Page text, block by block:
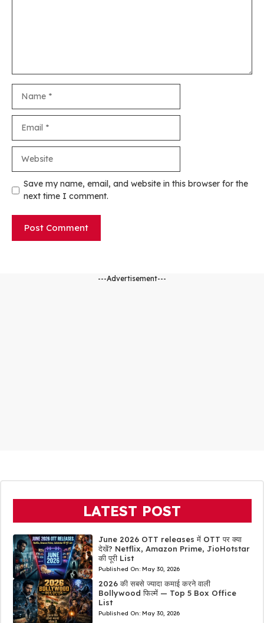
Save my name, email, and website in this browser for the
next time I comment.
---Advertisement---
LATEST POST
June 2026 OTT releases में OTT पर क्या
देखें? Netflix, Amazon Prime, JioHotstar
की पूरी List
Published On: May 30, 2026
2026 की सबसे ज्यादा कमाई करने वाली
Bollywood फिल्में — Top 5 Box Office
List
Published On: May 30, 2026